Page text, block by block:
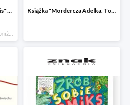
Książka "Fantastyczny Pan Lis" -32% Książka "Mordercza Adelka. To się wszystko źle skończy" -32%